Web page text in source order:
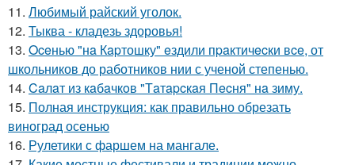
11. Любимый райский уголок.
12. Тыква - кладезь здоровья!
13. Oceнью "нa Кapтошку" eздили пpaктичecки вce, от
школьников до работников нии с ученой степенью.
14. Caлaт из кaбaчкoв "Тaтapcкaя Пecня" нa зиму.
15. Полная инструкция: как правильно обрезать
виноград осенью
16. Рулетики с фаршем на мангале.